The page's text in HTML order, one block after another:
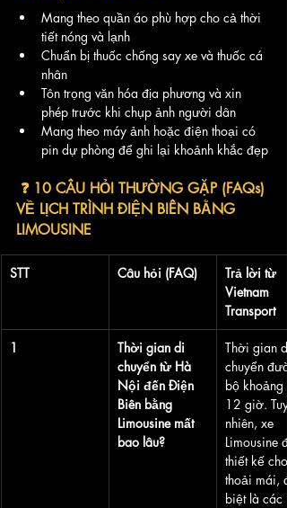
Mang theo quần áo phù hợp cho cả thời
tiết nóng và lạnh
Chuẩn bị thuốc chống say xe và thuốc cá
nhân
Tôn trọng văn hóa địa phương và xin
phép trước khi chụp ảnh người dân
Mang theo máy ảnh hoặc điện thoại có
pin dự phòng để ghi lại khoảnh khắc đẹp
VỀ LỊCH TRÌNH ĐIỆN BIÊN BẰNG
LIMOUSINE
STT Câu hỏi (FAQ)
Trả lời từ
Vietnam
Transport
1
Thời gian di
chuyển từ Hà
Nội đến Điện
Biên bằng
Limousine mất
bao lâu?
Thời gian di
chuyển
bộ khoảng
12 giờ. Tuy
nhiên, xe
Limousine
thiết kế
thoải mái,
biệt là các